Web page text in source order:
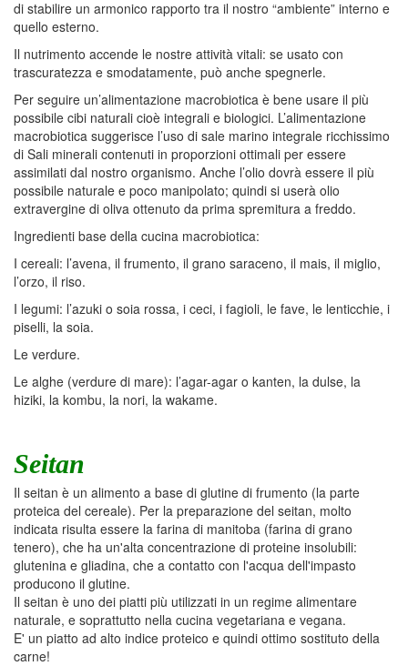
di stabilire un armonico rapporto tra il nostro “ambiente” interno e
quello esterno.
Il nutrimento accende le nostre attività vitali: se usato con
trascuratezza e smodatamente, può anche spegnerle.
Per seguire un’alimentazione macrobiotica è bene usare il più
possibile cibi naturali cioè integrali e biologici. L’alimentazione
macrobiotica suggerisce l’uso di sale marino integrale ricchissimo
di Sali minerali contenuti in proporzioni ottimali per essere
assimilati dal nostro organismo. Anche l’olio dovrà essere il più
possibile naturale e poco manipolato; quindi si userà olio
extravergine di oliva ottenuto da prima spremitura a freddo.
Ingredienti base della cucina macrobiotica:
I cereali: l’avena, il frumento, il grano saraceno, il mais, il miglio,
l’orzo, il riso.
I legumi: l’azuki o soia rossa, i ceci, i fagioli, le fave, le lenticchie, i
piselli, la soia.
Le verdure.
Le alghe (verdure di mare): l’agar-agar o kanten, la dulse, la
hiziki, la kombu, la nori, la wakame.
Seitan
Il seitan è un alimento a base di glutine di frumento (la parte
proteica del cereale). Per la preparazione del seitan, molto
indicata risulta essere la farina di manitoba (farina di grano
tenero), che ha un'alta concentrazione di proteine insolubili:
glutenina e gliadina, che a contatto con l'acqua dell'impasto
producono il glutine.
Il seitan è uno dei piatti più utilizzati in un regime alimentare
naturale, e soprattutto nella cucina vegetariana e vegana.
E' un piatto ad alto indice proteico e quindi ottimo sostituto della
carne!